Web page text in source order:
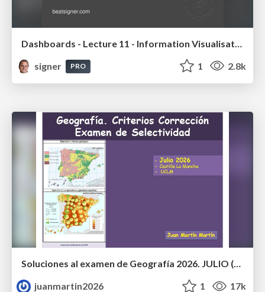
signer
PRO 1 2.8k
Soluciones al examen de Geografía 2026. JULIO (Convocatoria Extraordinaria)
juanmartin2026
1 17k